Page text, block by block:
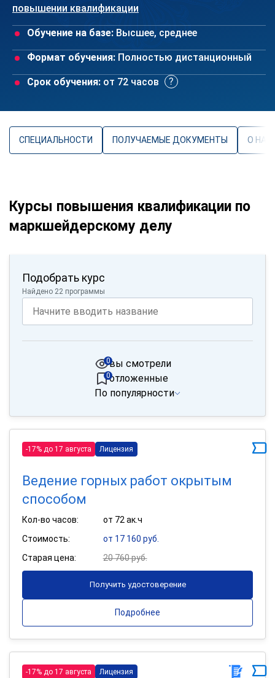
повышении квалификации
Обучение на базе: Высшее, среднее
Формат обучения: Полностью дистанционный
Срок обучения: от 72 часов
СПЕЦИАЛЬНОСТИ ПОЛУЧАЕМЫЕ ДОКУМЕНТЫ О
Курсы повышения квалификации по
маркшейдерскому делу
Подобрать курс
Найдено 22 программы
вы смотрели
0
отложенные
0
По популярности
-17% до 17 августа Лицензия
Ведение горных работ окрытым
способом
Кол-во часов:
от 72 ак.ч
Стоимость:
от 17 160 руб.
Старая цена:
20 760 руб.
Получить удостоверение
Подробнее
-17% до 17 августа Лицензия